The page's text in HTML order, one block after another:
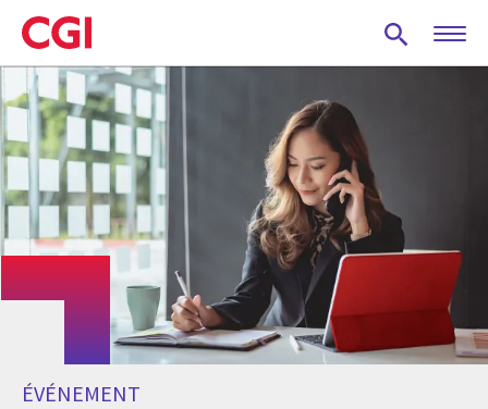
Skip
to
main
content
ÉVÉNEMENT